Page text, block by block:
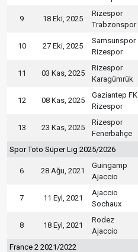
9 18 Eki, 2025
Rizespor
Trabzonspor
10 27 Eki, 2025
Samsunspor
Rizespor
11 03 Kas, 2025
Rizespor
Karagümrük
12 08 Kas, 2025
Gaziantep FK
Rizespor
13 23 Kas, 2025
Rizespor
Fenerbahçe
Spor Toto Süper Lig 2025/2026
6 28 Ağu, 2021
Guingamp
Ajaccio
7 11 Eyl, 2021
Ajaccio
Sochaux
8 18 Eyl, 2021
Rodez
Ajaccio
France 2 2021/2022